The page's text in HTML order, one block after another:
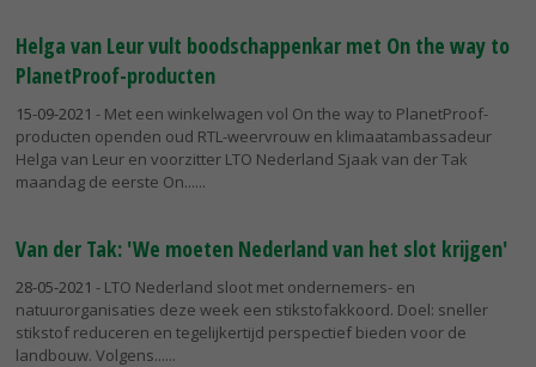
Helga van Leur vult boodschappenkar met On the way to
PlanetProof-producten
15-09-2021 - Met een winkelwagen vol On the way to PlanetProof-
producten openden oud RTL-weervrouw en klimaatambassadeur
Helga van Leur en voorzitter LTO Nederland Sjaak van der Tak
maandag de eerste On...
Van der Tak: 'We moeten Nederland van het slot krijgen'
28-05-2021 - LTO Nederland sloot met ondernemers- en
natuurorganisaties deze week een stikstofakkoord. Doel: sneller
stikstof reduceren en tegelijkertijd perspectief bieden voor de
landbouw. Volgens...